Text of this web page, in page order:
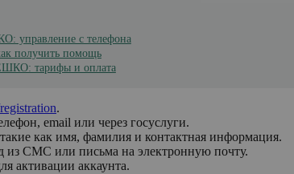
управление с телефона
получить помощь
тарифы и оплата
.
email или через госуслуги.
как имя, фамилия и контактная информация.
из СМС или письма на электронную почту.
активации аккаунта.